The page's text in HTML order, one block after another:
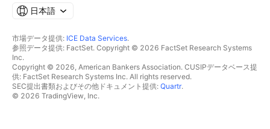
日本語
市場データ提供: ICE Data Services.
参照データ提供: FactSet. Copyright © 2026 FactSet Research Systems
Inc.
Copyright © 2026, American Bankers Association. CUSIPデータベース提
供: FactSet Research Systems Inc. All rights reserved.
SEC提出書類およびその他ドキュメント提供: Quartr.
© 2026 TradingView, Inc.